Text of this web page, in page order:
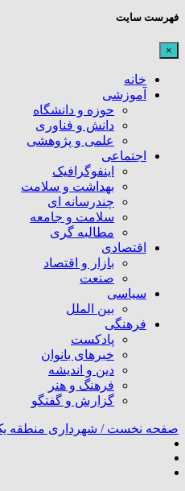
فهرست سایت
×
خانه
آموزشی
حوزه و دانشگاه
دانش و فناوری
علمی و پژوهشی
اجتماعی
اینفوگرافیک
بهداشت و سلامت
چندرسانه ای
سلامت و جامعه
مطالبه گری
اقتصادی
بازار و اقتصاد
صنعت
سیاسی
بین الملل
فرهنگی
پادکست
خبرهای بانوان
دین و اندیشه
فرهنگ و هنر
گزارش و گفتگو
صفحه نخست / شهرداری منطقه